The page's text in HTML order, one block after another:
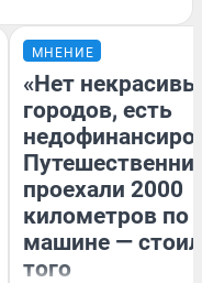
МНЕНИЕ
«Нет
городов, есть
проехали 2000
километров по
машине —
того